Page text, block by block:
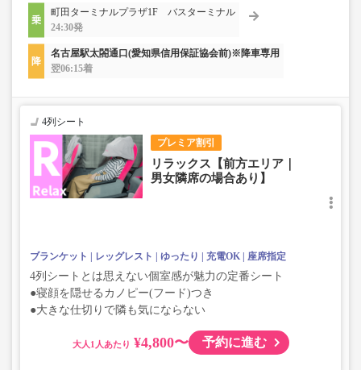
町田ターミナルプラザ1F バスターミナル
24:30発
名古屋駅太閤通口(愛知県信用保証協会前)※降車専用
翌06:15着
プレミア割引
4列シート
リラックス【前方エリア｜
男女隣席の場合あり】
ブランケット レッグレスト ゆったり 充電OK 座席指定
4列シートとは思えない個室感が魅力の定番シート
●寝顔を隠せるカノピー(フード)つき
●大きな仕切りで隣も気にならない
大人 ¥4,800〜 予約に進む